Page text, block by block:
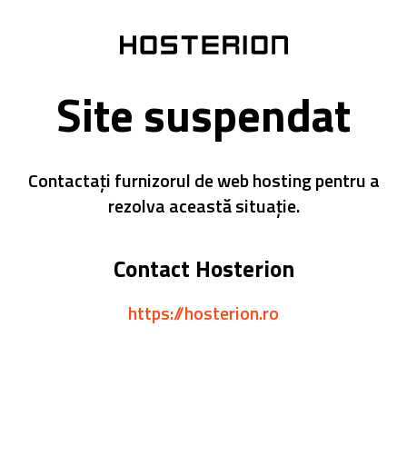
Site suspendat
Contactați furnizorul de web hosting pentru a
rezolva această situație.
Contact Hosterion
https://hosterion.ro